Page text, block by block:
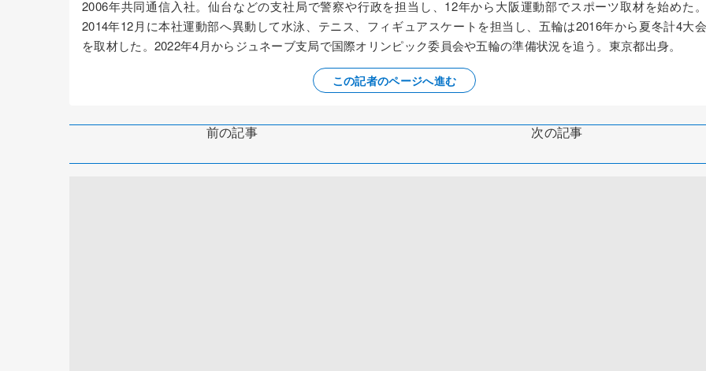
2006年共同通信入社。仙台などの支社局で警察や行政を担当し、12年から大阪運動部でスポーツ取材を始めた
2014年12月に本社運動部へ異動して水泳、テニス、フィギュアスケートを担当し、五輪は2016年から夏冬計4大
を取材した。2022年4月からジュネーブ支局で国際オリンピック委員会や五輪の準備状況を追う。東京都出身。
この記者のページへ進む
前の記事 次の記事